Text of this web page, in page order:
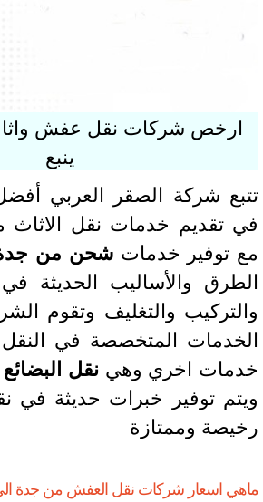
ارخص شركات نقل عفش
ينبع
شركة الصقر العربي أفضل
تقديم خدمات نقل الاثاث
توفير خدماتشحن من جدة
والأساليب الحديثة في
والتغليف وتقوم
المتخصصة في النقل
اخري وهينقل البضائع
توفير خبرات حديثة في نقل
وممتازة
اسعار شركات نقل العفش من جدة الى